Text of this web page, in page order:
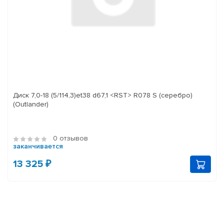
Диск 7,0-18 (5/114,3)et38 d67,1 <RST> R078 S (серебро)
(Outlander)
0 отзывов
заканчивается
13 325 ₽